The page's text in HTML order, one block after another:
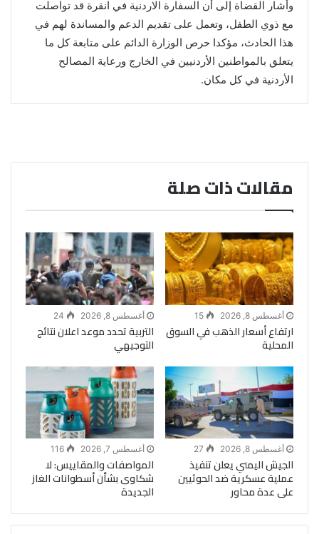
وأشار القضاة إلى أن السفارة الاردنية في انقرة قد تواصلت
مع ذوي الطفل، وتعمل على تقديم الدعم والمساندة لهم في
هذا الحادث، مؤكدا حرص الوزارة الدائم على متابعة كل ما
يتعلق بالمواطنين الأردنيين في الخارج ورعاية المصالح
الأردنية في كل مكان.
مقالات ذات صلة
أغسطس 8, 2026 15
ارتفاع أسعار الذهب في السوق
المحلية
أغسطس 8, 2026 24
التربية تحدد موعد اعلان نتائج
التوجيهي
أغسطس 8, 2026 27
الجيش اليمني يعلن تنفيذ
عملية عسكرية ضد الحوثيين
على عدة محاور
أغسطس 7, 2026 116
المواصفات والمقاييس: لا
شكاوى بشأن أسطوانات الغاز
الجديدة